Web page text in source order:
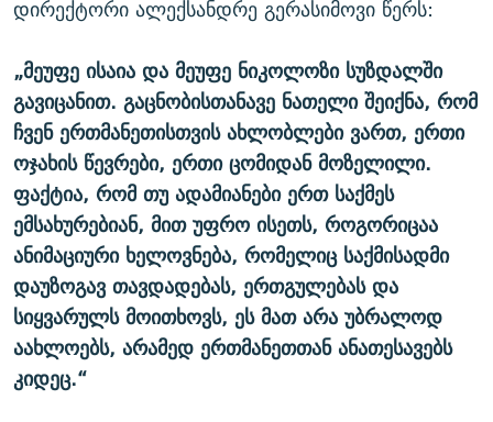
დირექტორი ალექსანდრე გერასიმოვი წერს:
„მეუფე ისაია და მეუფე ნიკოლოზი სუზდალში
გავიცანით. გაცნობისთანავე ნათელი შეიქნა, რომ
ჩვენ ერთმანეთისთვის ახლობლები ვართ, ერთი
ოჯახის წევრები, ერთი ცომიდან მოზელილი.
ფაქტია, რომ თუ ადამიანები ერთ საქმეს
ემსახურებიან, მით უფრო ისეთს, როგორიცაა
ანიმაციური ხელოვნება, რომელიც საქმისადმი
დაუზოგავ თავდადებას, ერთგულებას და
სიყვარულს მოითხოვს, ეს მათ არა უბრალოდ
აახლოებს, არამედ ერთმანეთთან ანათესავებს
კიდეც.“